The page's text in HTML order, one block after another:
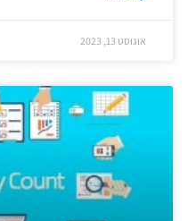
אוגוסט 13, 2023